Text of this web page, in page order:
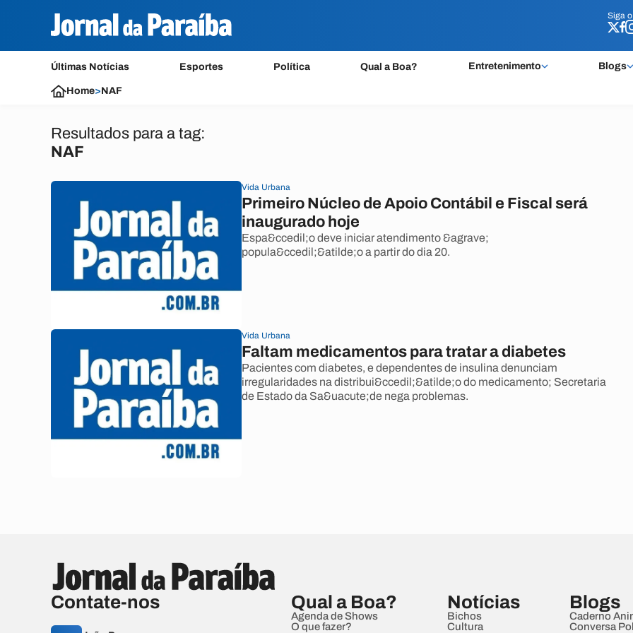
Siga o
Últimas Notícias Esportes Política Qual a Boa? Entretenimento Blogs
Siga o
Home>NAF
Resultados para a tag:
NAF
Vida Urbana
Primeiro Núcleo de Apoio Contábil e Fiscal será
inaugurado hoje
Espa&ccedil;o deve iniciar atendimento &agrave;
popula&ccedil;&atilde;o a partir do dia 20.
Vida Urbana
Faltam medicamentos para tratar a diabetes
Pacientes com diabetes, e dependentes de insulina denunciam
irregularidades na distribui&ccedil;&atilde;o do medicamento; Secretaria
de Estado da Sa&uacute;de nega problemas.
Contate-nos Qual a Boa?
Agenda de Shows
O que fazer?
Notícias
Bichos
Cultura
Blogs
Caderno
Conversa